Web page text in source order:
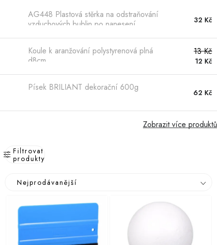
Novinky
World Cleanup Day
Akční ceny
Způsob doručení a platby
Zásady používání cookies
AG448 Plastová stěrka na odstraňování
vzduchových bublin po nanesení
32 Kč
Koule k aranžování polystyrenová plná
d8cm
13 Kč
12 Kč
Písek BRILIANT dekorační 600g 62 Kč
Zobrazit více produktů
Filtrovat
produkty
Nejprodávanější